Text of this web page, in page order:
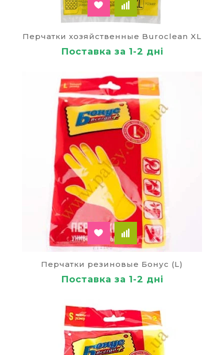
Перчатки хозяйственные Buroclean XL
Поставка за 1-2 дні
Перчатки резиновые Бонус (L)
Поставка за 1-2 дні